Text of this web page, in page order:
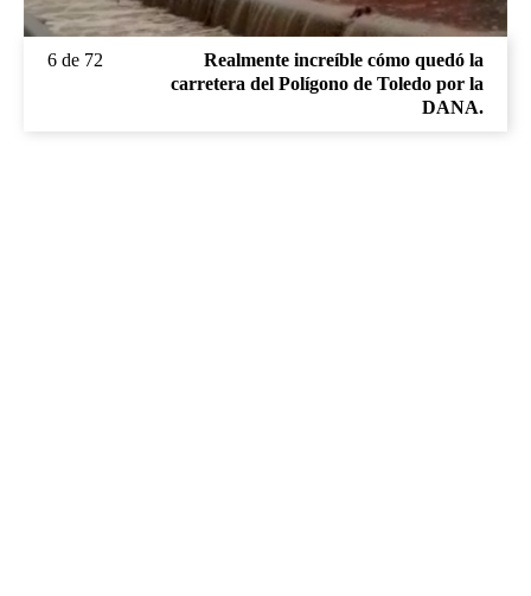
6 de 72
Realmente increíble cómo quedó la
carretera del Polígono de Toledo por la
DANA.